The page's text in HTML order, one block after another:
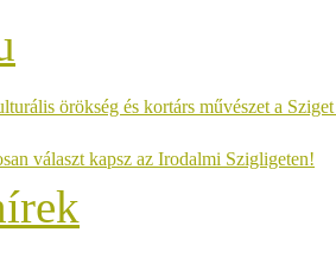
örökség és kortárs művészet a
választ kapsz az Irodalmi Szigligeten!